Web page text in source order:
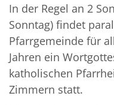
In der Regel an 2
Sonntag) findet
Pfarrgemeinde für
Jahren ein
katholischen
Zimmern statt.